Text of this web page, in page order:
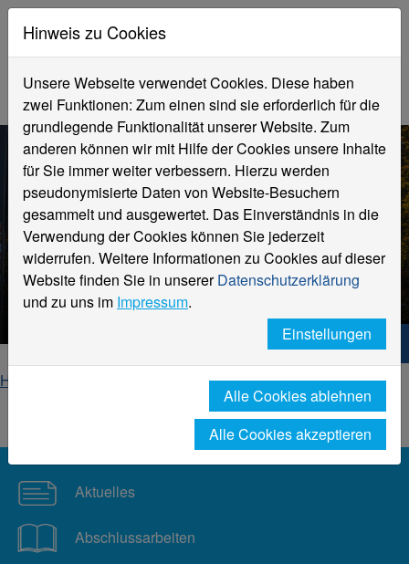
Center Textillogistik CTL
Hochschule Niederrhein. Dein Weg.
Home
Forschung und Transfer
Institute und Kompetenzzentren
Aktuelles
Abschlussarbeiten
Hinweis zu Cookies
Unsere Webseite verwendet Cookies. Diese haben
zwei Funktionen: Zum einen sind sie erforderlich für die
grundlegende Funktionalität unserer Website. Zum
anderen können wir mit Hilfe der Cookies unsere Inhalte
für Sie immer weiter verbessern. Hierzu werden
pseudonymisierte Daten von Website-Besuchern
gesammelt und ausgewertet. Das Einverständnis in die
Verwendung der Cookies können Sie jederzeit
widerrufen. Weitere Informationen zu Cookies auf dieser
Website finden Sie in unsererDatenschutzerklärung
und zu uns im Impressum.
Einstellungen
Alle Cookies ablehnen
Alle Cookies akzeptieren